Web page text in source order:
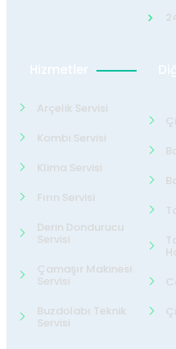
Hizmetler
Arçelik Servisi
Kombi Servisi
Klima Servisi
Fırın Servisi
Derin Dondurucu
Servisi
Çamaşır Makinesi
Servisi
Buzdolabı Teknik
Servisi